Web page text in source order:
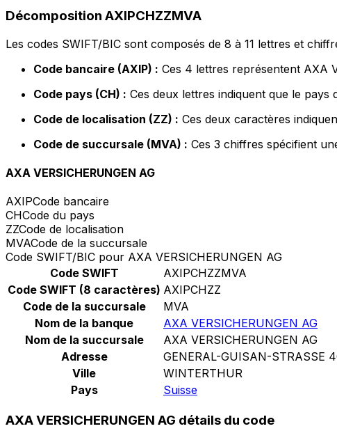
Décomposition AXIPCHZZMVA
Les codes SWIFT/BIC sont composés de 8 à 11 lettres et
Code bancaire (AXIP) : Ces 4 lettres représentent AXA
Code pays (CH) : Ces deux lettres indiquent que le pays
Code de localisation (ZZ) : Ces deux caractères
Code de succursale (MVA) : Ces 3 chiffres spécifient
AXA VERSICHERUNGEN AG
AXIPCode bancaire
CHCode du pays
ZZCode de localisation
MVACode de la succursale
Code SWIFT/BIC pour AXA VERSICHERUNGEN AG
Code SWIFT
AXIPCHZZMVA
Code SWIFT (8 caractères) AXIPCHZZ
Code de la succursale
MVA
Nom de la banque
AXA VERSICHERUNGEN AG
Nom de la succursale
AXA VERSICHERUNGEN AG
Adresse
GENERAL-GUISAN-STRASSE
Ville
WINTERTHUR
Pays
Suisse
AXA VERSICHERUNGEN AG détails du code